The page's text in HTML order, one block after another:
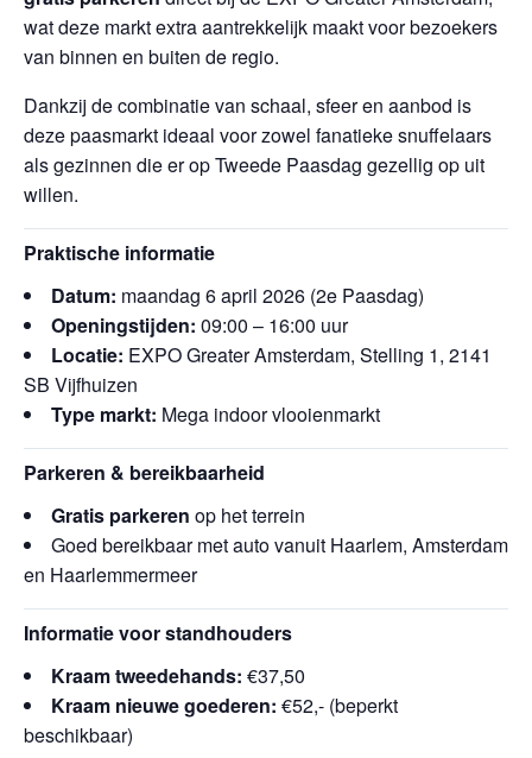
wat deze markt extra aantrekkelijk maakt voor bezoekers
van binnen en buiten de regio.
Dankzij de combinatie van schaal, sfeer en aanbod is
deze paasmarkt ideaal voor zowel fanatieke snuffelaars
als gezinnen die er op Tweede Paasdag gezellig op uit
willen.
Praktische informatie
Datum: maandag 6 april 2026 (2e Paasdag)
Openingstijden: 09:00 – 16:00 uur
Locatie: EXPO Greater Amsterdam, Stelling 1, 2141
SB Vijfhuizen
Type markt: Mega indoor vlooienmarkt
Parkeren & bereikbaarheid
Gratis parkeren op het terrein
Goed bereikbaar met auto vanuit Haarlem, Amsterdam
en Haarlemmermeer
Informatie voor standhouders
Kraam tweedehands: €37,50
Kraam nieuwe goederen: €52,- (beperkt
beschikbaar)